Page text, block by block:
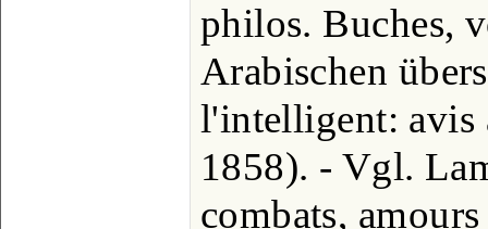
philos. Buches,
Arabischen
l'intelligent: avis
1858). - Vgl.
combats,